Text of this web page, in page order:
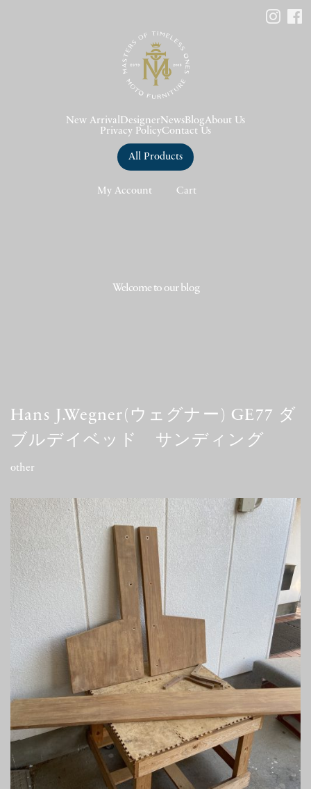
New Arrival DesignerNews BlogAbout Us
Privacy PolicyContact Us
All Products
My Account Cart
Welcome to our blog
Hans J.Wegner(ウェグナー) GE77 ダ
ブルデイベッド サンディング
other